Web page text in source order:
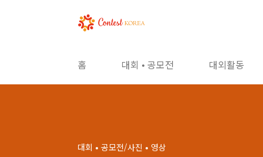
홈 대회 • 공모전 대외활동
대회 • 공모전/사진 • 영상